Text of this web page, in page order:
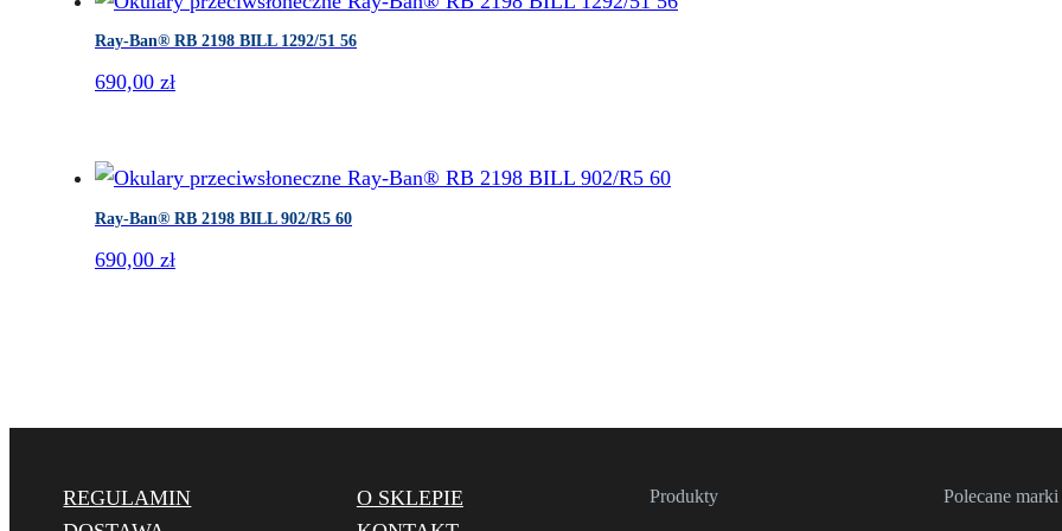
Ray-Ban® RB 2198 BILL 1292/51 56
690,00 zł
Ray-Ban® RB 2198 BILL 902/R5 60
690,00 zł
REGULAMIN
O SKLEPIE
Produkty Polecane marki